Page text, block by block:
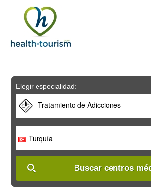
includes
system.
Elegir especialidad:
Tratamiento de Adicciones
Turquía
Buscar centros